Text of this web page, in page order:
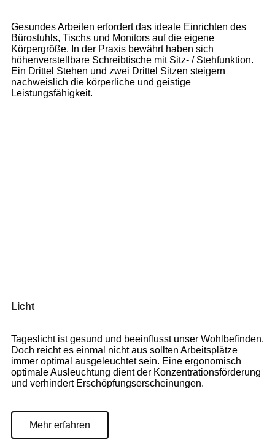
Gesundes Arbeiten erfordert das ideale Einrichten des
Bürostuhls, Tischs und Monitors auf die eigene
Körpergröße. In der Praxis bewährt haben sich
höhenverstellbare Schreibtische mit Sitz- / Stehfunktion.
Ein Drittel Stehen und zwei Drittel Sitzen steigern
nachweislich die körperliche und geistige
Leistungsfähigkeit.
Licht
Tageslicht ist gesund und beeinflusst unser Wohlbefinden.
Doch reicht es einmal nicht aus sollten Arbeitsplätze
immer optimal ausgeleuchtet sein. Eine ergonomisch
optimale Ausleuchtung dient der Konzentrationsförderung
und verhindert Erschöpfungserscheinungen.
Mehr erfahren